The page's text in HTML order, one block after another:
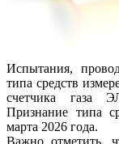
Испытания,
типа средств
счетчика газа
Признание типа
марта 2026 года.
Важно отметить,